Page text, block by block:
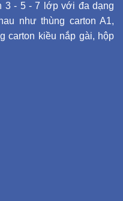
3 - 5 - 7 lớp với đa dạng
như thùng carton A1,
carton kiều nắp gài, hộp